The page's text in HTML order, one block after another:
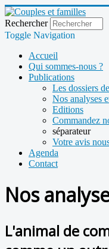
Rechercher
Toggle Navigation
Accueil
Qui sommes-nous ?
Publications
Les dossiers
Nos analyses
Editions
Commandez
séparateur
Votre avis
Agenda
Contact
Nos
L'animal de